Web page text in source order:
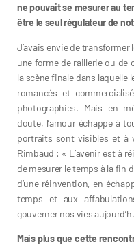
ne pouvait se mesurer au
être le seul régulateur de
J’avais envie de
une forme de raillerie ou de
la scène finale dans
romancés et
photographies. Mais en
doute, l’amour échappe à
portraits sont visibles et à
Rimbaud : « L’avenir est à
de mesurer le temps à la fin
d’une réinvention, en
temps et aux
gouverner nos vies
Mais plus que cette